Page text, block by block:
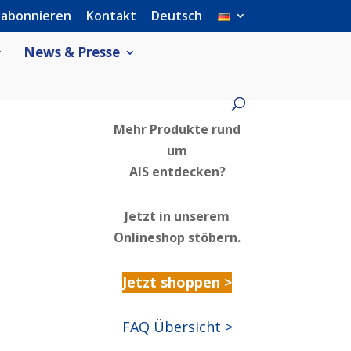
Kontakt Deutsch
News & Presse
Mehr Produkte rund
um
AIS entdecken?
Jetzt in unserem
Onlineshop stöbern.
Jetzt shoppen >
FAQ Übersicht >